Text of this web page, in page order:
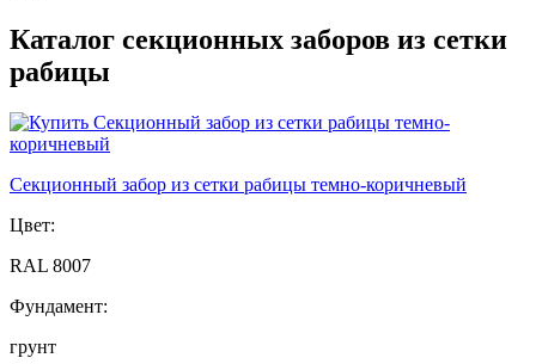
Каталог секционных заборов из сетки
рабицы
Секционный забор из сетки рабицы темно-коричневый
Цвет:
RAL 8007
Фундамент:
грунт